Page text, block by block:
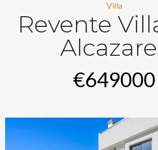
Villa
Revente
€649000